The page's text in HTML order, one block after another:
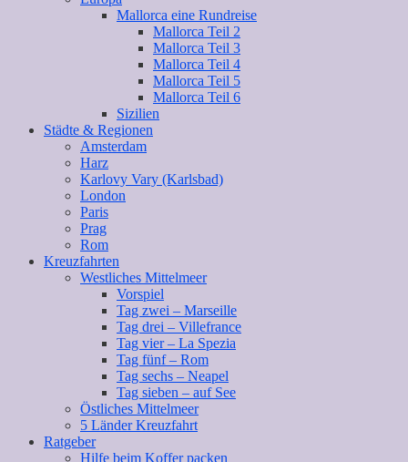
Mallorca eine Rundreise
Mallorca Teil 2
Mallorca Teil 3
Mallorca Teil 4
Mallorca Teil 5
Mallorca Teil 6
Sizilien
Städte & Regionen
Amsterdam
Harz
Karlovy Vary (Karlsbad)
London
Paris
Prag
Rom
Kreuzfahrten
Westliches Mittelmeer
Vorspiel
Tag zwei – Marseille
Tag drei – Villefrance
Tag vier – La Spezia
Tag fünf – Rom
Tag sechs – Neapel
Tag sieben – auf See
Östliches Mittelmeer
5 Länder Kreuzfahrt
Ratgeber
Hilfe beim Koffer packen